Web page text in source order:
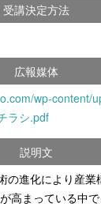
受講決定方法
広報媒体
wp-content/
ラシ.pdf
説明文
の進化により産
高まっている中